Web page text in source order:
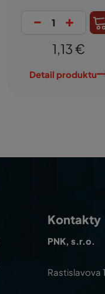
- +
1,13 €
Detail produktu
Kontakty
PNK, s.r.o.
Rastislavova